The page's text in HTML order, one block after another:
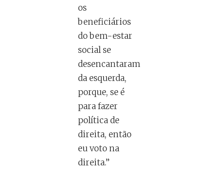
os
beneficiários
do bem-estar
social se
desencantaram
da esquerda,
porque, se é
para fazer
política de
direita, então
eu voto na
direita.”